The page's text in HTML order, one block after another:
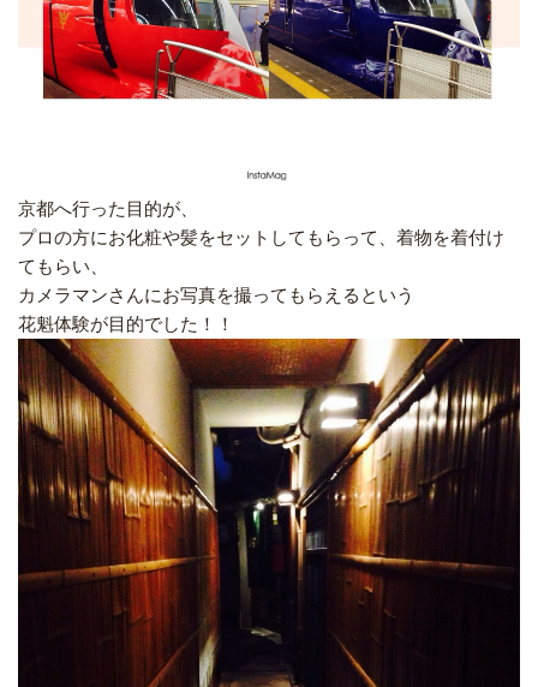
京都へ行った目的が、
プロの方にお化粧や髪をセットしてもらって、着物を着付け
てもらい、
カメラマンさんにお写真を撮ってもらえるという
花魁体験が目的でした！！